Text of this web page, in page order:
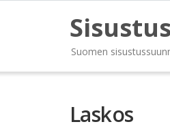
Suomen
Laskos